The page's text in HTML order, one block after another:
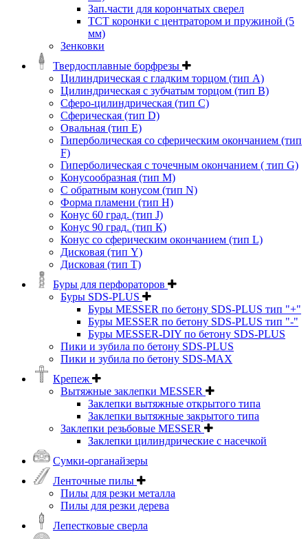
Зап.части для корончатых сверел
ТСТ коронки с центратором и пружиной (5
мм)
Зенковки
Твердосплавные борфрезы
Цилиндрическая с гладким торцом (тип А)
Цилиндрическая с зубчатым торцом (тип В)
Сферо-цилиндрическая (тип С)
Сферическая (тип D)
Овальная (тип Е)
Гиперболическая со сферическим окончанием (тип
F)
Гиперболическая с точечным окончанием ( тип G)
Конусообразная (тип М)
C обратным конусом (тип N)
Форма пламени (тип H)
Конус 60 град. (тип J)
Конус 90 град. (тип К)
Конус со сферическим окончанием (тип L)
Дисковая (тип Y)
Дисковая (тип Т)
Буры для перфораторов
Буры SDS-PLUS
Буры MESSER по бетону SDS-PLUS тип "+"
Буры MESSER по бетону SDS-PLUS тип "-"
Буры MESSER-DIY по бетону SDS-PLUS
Пики и зубила по бетону SDS-PLUS
Пики и зубила по бетону SDS-MAX
Крепеж
Вытяжные заклепки MESSER
Заклепки вытяжные открытого типа
Заклепки вытяжные закрытого типа
Заклепки резьбовые MESSER
Заклепки цилиндрические с насечкой
Сумки-органайзеры
Ленточные пилы
Пилы для резки металла
Пилы для резки дерева
Лепестковые сверла